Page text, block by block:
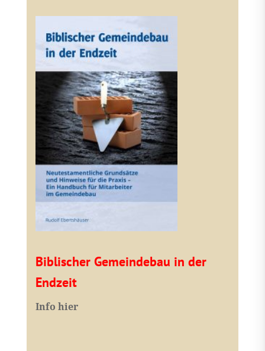
Biblischer Gemeindebau in der
Endzeit
Info hier